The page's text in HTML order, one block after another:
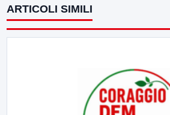
ARTICOLI SIMILI